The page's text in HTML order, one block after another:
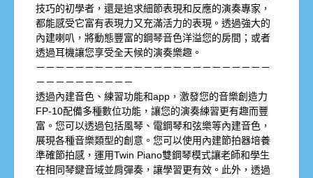
技巧的初學者，還是追求細節表現和反應的演奏專家，
都能感受它富有表現力又充滿活力的表現。透過強大的
內建喇叭，將動態豐富的鋼琴音色洋溢您的房間；或者
透過耳機讓您享受全天候的演奏樂趣。
－－－－－－－－－－－－－－－－－－－－－－－－
－－－－－－－－－－
透過內建音色、練習功能和app，激發您的音樂創造力
FP-10配備多種數位功能，讓您的演奏練習更有趣而豐
富。您可以透過包括風琴、電鋼琴和弦樂等內建音色，
展現各種音樂類型的創意。您可以使用內建節拍器培養
準確節拍感，運用Twin Piano雙鋼琴模式讓老師和學生
在相同琴鍵音域並肩彈奏，讓學習更有效。此外，透過